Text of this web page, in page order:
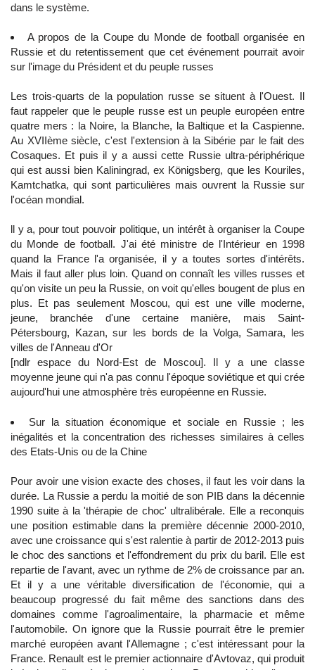
dans le système.
A propos de la Coupe du Monde de football organisée en
Russie et du retentissement que cet événement pourrait avoir
sur l'image du Président et du peuple russes
Les trois-quarts de la population russe se situent à l'Ouest. Il
faut rappeler que le peuple russe est un peuple européen entre
quatre mers : la Noire, la Blanche, la Baltique et la Caspienne.
Au XVIIème siècle, c'est l'extension à la Sibérie par le fait des
Cosaques. Et puis il y a aussi cette Russie ultra-périphérique
qui est aussi bien Kaliningrad, ex Königsberg, que les Kouriles,
Kamtchatka, qui sont particulières mais ouvrent la Russie sur
l'océan mondial.
ll y a, pour tout pouvoir politique, un intérêt à organiser la Coupe
du Monde de football. J'ai été ministre de l'Intérieur en 1998
quand la France l'a organisée, il y a toutes sortes d'intérêts.
Mais il faut aller plus loin. Quand on connaît les villes russes et
qu'on visite un peu la Russie, on voit qu'elles bougent de plus en
plus. Et pas seulement Moscou, qui est une ville moderne,
jeune, branchée d'une certaine manière, mais Saint-
Pétersbourg, Kazan, sur les bords de la Volga, Samara, les
villes de l'Anneau d'Or
[ndlr espace du Nord-Est de Moscou]. Il y a une classe
moyenne jeune qui n'a pas connu l'époque soviétique et qui crée
aujourd'hui une atmosphère très européenne en Russie.
Sur la situation économique et sociale en Russie ; les
inégalités et la concentration des richesses similaires à celles
des Etats-Unis ou de la Chine
Pour avoir une vision exacte des choses, il faut les voir dans la
durée. La Russie a perdu la moitié de son PIB dans la décennie
1990 suite à la 'thérapie de choc' ultralibérale. Elle a reconquis
une position estimable dans la première décennie 2000-2010,
avec une croissance qui s'est ralentie à partir de 2012-2013 puis
le choc des sanctions et l'effondrement du prix du baril. Elle est
repartie de l'avant, avec un rythme de 2% de croissance par an.
Et il y a une véritable diversification de l'économie, qui a
beaucoup progressé du fait même des sanctions dans des
domaines comme l'agroalimentaire, la pharmacie et même
l'automobile. On ignore que la Russie pourrait être le premier
marché européen avant l'Allemagne ; c'est intéressant pour la
France. Renault est le premier actionnaire d'Avtovaz, qui produit